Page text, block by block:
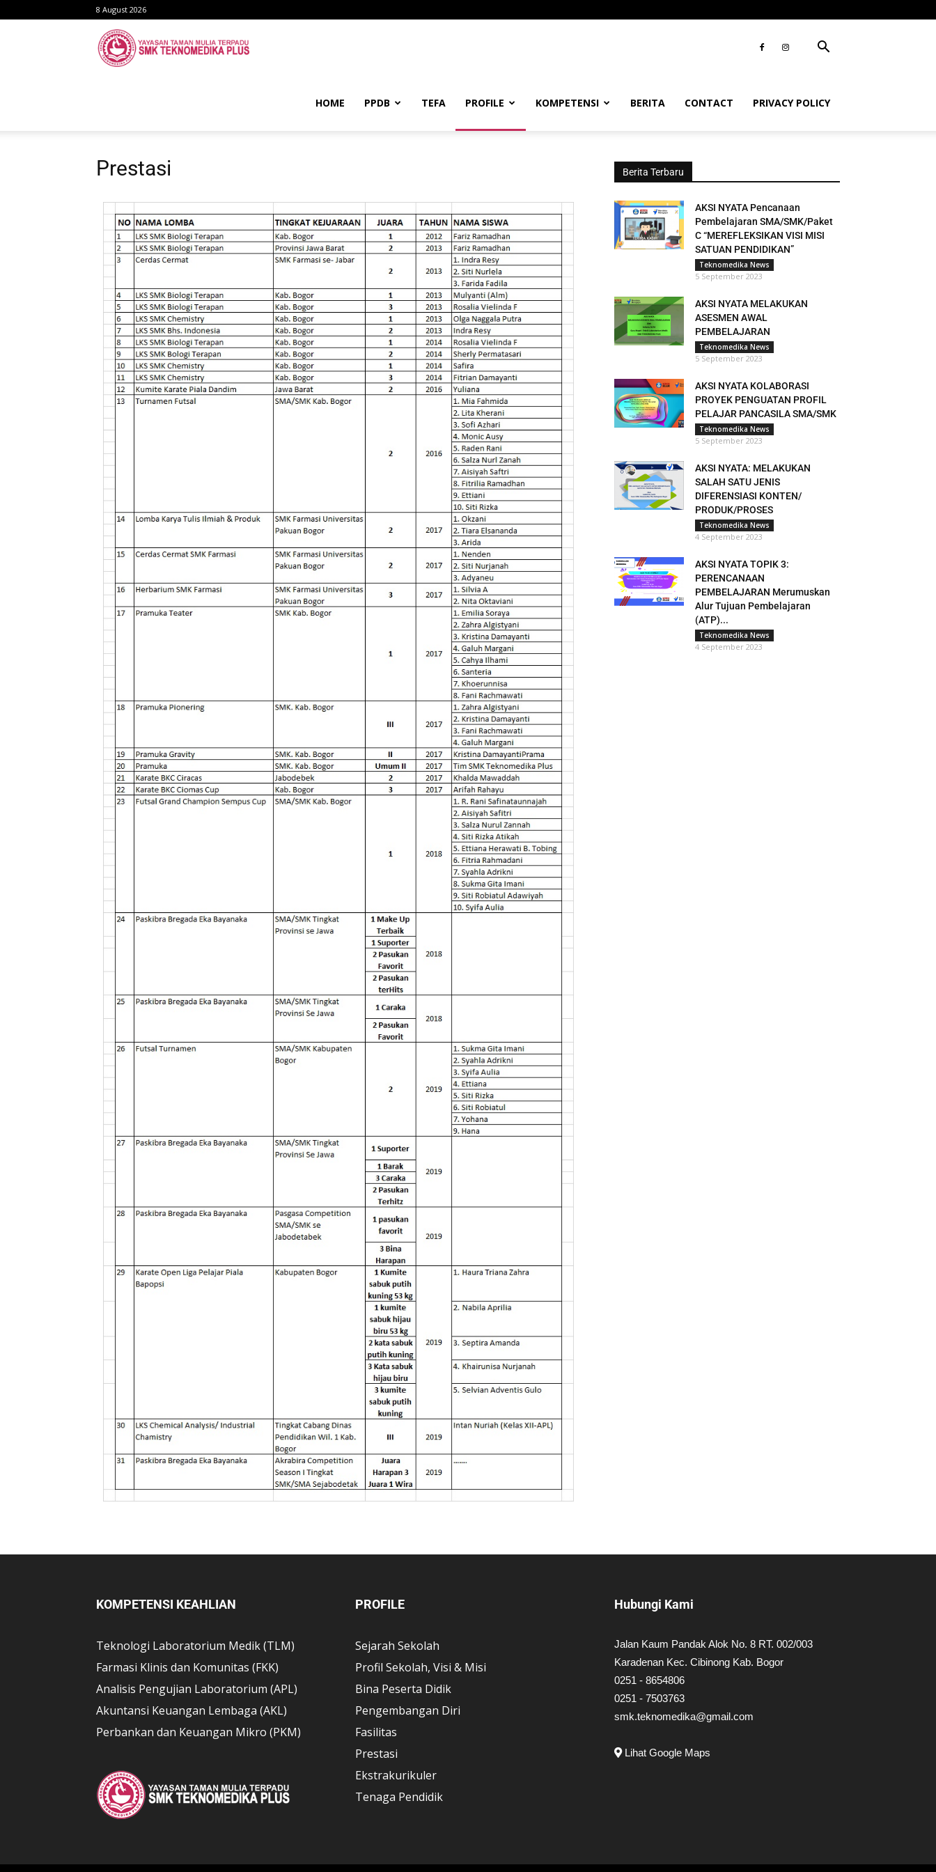
8 August 2026
TEKNOMEDIKAHOME PPDB TEFA PROFILE KOMPETENSI BERITA CONTACT PRIVACY POLICY
Prestasi Berita Terbaru
AKSI NYATA Pencanaan
Pembelajaran SMA/SMK/Paket
C “MEREFLEKSIKAN VISI MISI
SATUAN PENDIDIKAN”
Teknomedika News
5 September 2023
AKSI NYATA MELAKUKAN
ASESMEN AWAL
PEMBELAJARAN
Teknomedika News
5 September 2023
AKSI NYATA KOLABORASI
PROYEK PENGUATAN PROFIL
PELAJAR PANCASILA SMA/SMK
Teknomedika News
5 September 2023
AKSI NYATA: MELAKUKAN
SALAH SATU JENIS
DIFERENSIASI KONTEN/
PRODUK/PROSES
Teknomedika News
4 September 2023
AKSI NYATA TOPIK 3:
PERENCANAAN
PEMBELAJARAN Merumuskan
Alur Tujuan Pembelajaran
(ATP)...
Teknomedika News
4 September 2023
KOMPETENSI KEAHLIAN
Teknologi Laboratorium Medik (TLM)
Farmasi Klinis dan Komunitas (FKK)
Analisis Pengujian Laboratorium (APL)
Akuntansi Keuangan Lembaga (AKL)
Perbankan dan Keuangan Mikro (PKM)
PROFILE
Sejarah Sekolah
Profil Sekolah, Visi & Misi
Bina Peserta Didik
Pengembangan Diri
Fasilitas
Prestasi
Ekstrakurikuler
Tenaga Pendidik
Hubungi Kami
Jalan Kaum Pandak Alok No. 8 RT. 002/003
Karadenan Kec. Cibinong Kab. Bogor
0251 - 8654806
0251 - 7503763
smk.teknomedika@gmail.com
Lihat Google Maps